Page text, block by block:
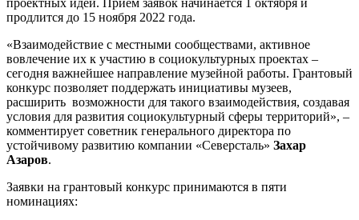
продлится до 15 ноября 2022 года.
«Взаимодействие с местными сообществами, активное
вовлечение их к участию в социокультурных проектах –
сегодня важнейшее направление музейной работы. Грантовый
конкурс позволяет поддержать инициативы музеев,
расширить возможности для такого взаимодействия, создавая
условия для развития социокультурный сферы территорий», –
комментирует советник генерального директора по
устойчивому развитию компании «Северсталь» Захар
Азаров.
Заявки на грантовый конкурс принимаются в пяти
номинациях: